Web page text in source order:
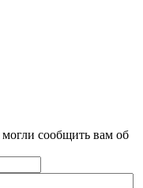
сообщить вам об